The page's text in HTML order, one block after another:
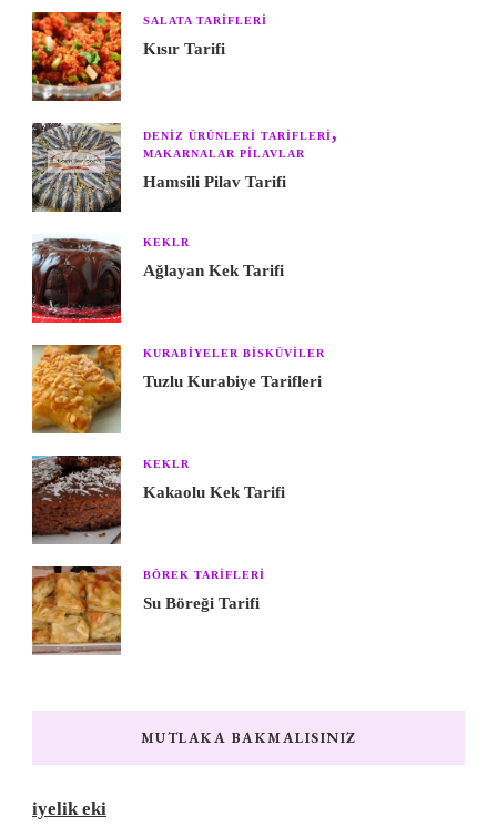
SALATA TARIFLERI
Kısır Tarifi
DENIZ ÜRÜNLERI TARIFLERI
MAKARNALAR PILAVLAR
Hamsili Pilav Tarifi
KEKLR
Ağlayan Kek Tarifi
KURABIYELER BISKÜVILER
Tuzlu Kurabiye Tarifleri
KEKLR
Kakaolu Kek Tarifi
BÖREK TARIFLERI
Su Böreği Tarifi
MUTLAKA BAKMALISINIZ
iyelik eki